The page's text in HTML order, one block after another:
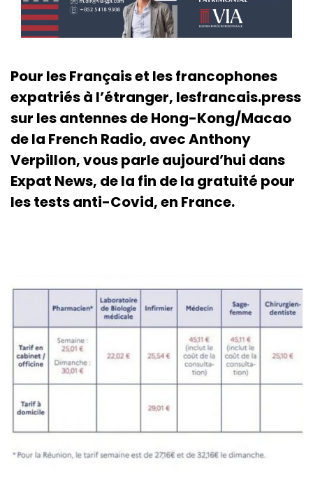
Pour les Français et les francophones
expatriés à l’étranger, lesfrancais.press
sur les antennes de Hong-Kong/Macao
de la French Radio, avec Anthony
Verpillon, vous parle aujourd’hui dans
Expat News, de la fin de la gratuité pour
les tests anti-Covid, en France.